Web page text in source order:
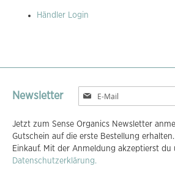
Händler Login
Newsletter
Melden
Sie
für
unseren
Newsletter
an:
Jetzt zum Sense Organics Newsletter
Gutschein auf die erste Bestellung
Einkauf. Mit der Anmeldung akzeptierst du
Datenschutzerklärung.